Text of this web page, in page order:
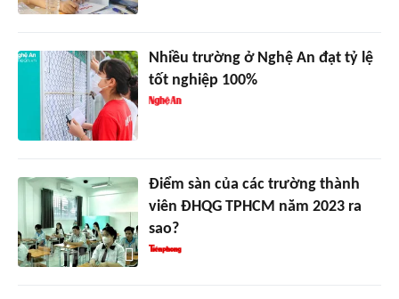
Nhiều trường ở Nghệ An đạt tỷ lệ
tốt nghiệp 100%
Điểm sàn của các trường thành
viên ĐHQG TPHCM năm 2023 ra
sao?